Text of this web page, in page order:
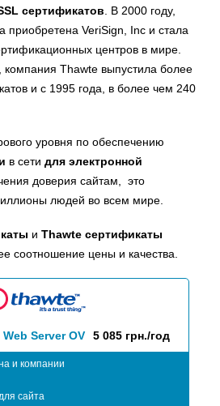
сертификатов . В 2000 году,
приобретена VeriSign, Inc и стала
центров в мире.
Thawte выпустила более
и с 1995 года, в более чем 240
уровня по обеспечению
в сети для электронной
доверия сайтам, это
людей во всем мире.
и Thawte сертификаты
соотношение цены и качества.
Server OV 5 085 грн./год
и компании
сайта